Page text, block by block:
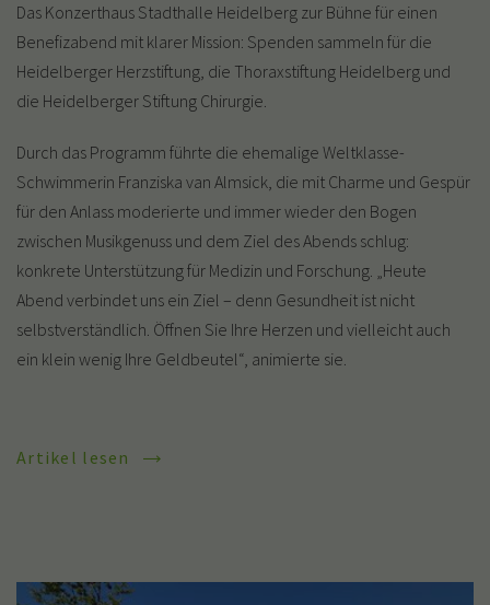
Das Konzerthaus Stadthalle Heidelberg zur Bühne für einen
Benefizabend mit klarer Mission: Spenden sammeln für die
Heidelberger Herzstiftung, die Thoraxstiftung Heidelberg und
die Heidelberger Stiftung Chirurgie.
Durch das Programm führte die ehemalige Weltklasse-
Schwimmerin Franziska van Almsick, die mit Charme und Gespür
für den Anlass moderierte und immer wieder den Bogen
zwischen Musikgenuss und dem Ziel des Abends schlug:
konkrete Unterstützung für Medizin und Forschung. „Heute
Abend verbindet uns ein Ziel – denn Gesundheit ist nicht
selbstverständlich. Öffnen Sie Ihre Herzen und vielleicht auch
ein klein wenig Ihre Geldbeutel“, animierte sie.
Artikel lesen